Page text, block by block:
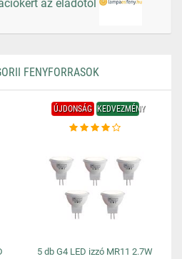
az eladótól
FENYFORRASOK
ÚJDONSÁG KEDVEZMÉNY
5 db G4 LED izzó MR11 2.7W